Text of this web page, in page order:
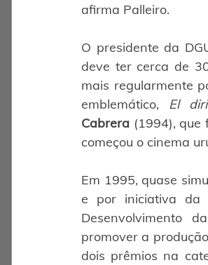
afirma Palleiro.
O presidente da
deve ter cerca de
mais regularmente
emblemático, El
Cabrera (1994), que
começou o cinema
Em 1995, quase
e por iniciativa da
Desenvolvimento
promover a
dois prêmios na